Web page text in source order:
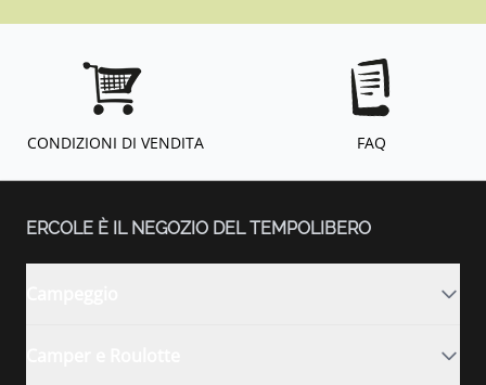
CONDIZIONI DI VENDITA FAQ
ERCOLE È IL NEGOZIO DEL TEMPOLIBERO